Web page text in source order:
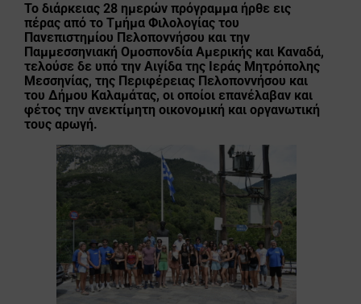
Το διάρκειας 28 ημερών πρόγραμμα ήρθε εις
πέρας από το Τμήμα Φιλολογίας του
Πανεπιστημίου Πελοποννήσου και την
Παμμεσσηνιακή Ομοσπονδία Αμερικής και Καναδά,
τελούσε δε υπό την Αιγίδα της Ιεράς Μητρόπολης
Μεσσηνίας, της Περιφέρειας Πελοποννήσου και
του Δήμου Καλαμάτας, οι οποίοι επανέλαβαν και
φέτος την ανεκτίμητη οικονομική και οργανωτική
τους αρωγή.